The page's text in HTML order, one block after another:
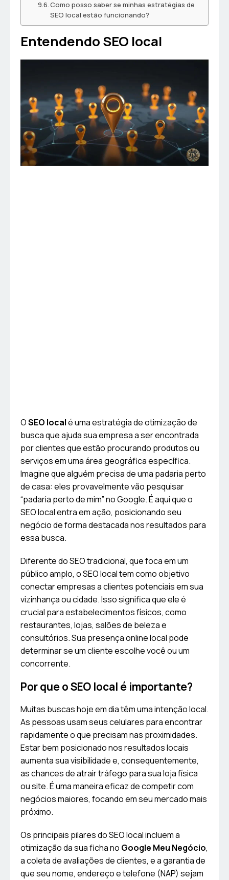
Como posso saber se minhas estratégias de
SEO local estão funcionando?
Entendendo SEO local
OSEO localé uma estratégia de otimização de
busca que ajuda sua empresa a ser encontrada
por clientes que estão procurando produtos ou
serviços em uma área geográfica específica.
Imagine que alguém precisa de uma padaria perto
de casa: eles provavelmente vão pesquisar
“padaria perto de mim” no Google. É aqui que o
SEO local entra em ação, posicionando seu
negócio de forma destacada nos resultados para
essa busca.
Diferente do SEO tradicional, que foca em um
público amplo, o SEO local tem como objetivo
conectar empresas a clientes potenciais em sua
vizinhança ou cidade. Isso significa que ele é
crucial para estabelecimentos físicos, como
restaurantes, lojas, salões de beleza e
consultórios. Sua presença online local pode
determinar se um cliente escolhe você ou um
concorrente.
Por que o SEO local é importante?
Muitas buscas hoje em dia têm uma intenção local.
As pessoas usam seus celulares para encontrar
rapidamente o que precisam nas proximidades.
Estar bem posicionado nos resultados locais
aumenta sua visibilidade e, consequentemente,
as chances de atrair tráfego para sua loja física
ou site. É uma maneira eficaz de competir com
negócios maiores, focando em seu mercado mais
próximo.
Os principais pilares do SEO local incluem a
otimização da sua ficha no Google Meu Negócio,
a coleta de avaliações de clientes, e a garantia de
que seu nome, endereço e telefone (NAP) sejam